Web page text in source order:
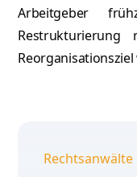
Arbeitgeber